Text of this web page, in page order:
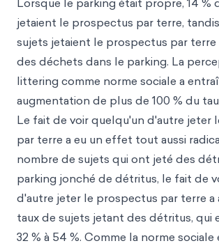
jetaient le prospectus par terre,
sujets jetaient le prospectus par terre
des déchets dans le parking. La
littering comme norme sociale a
augmentation de plus de 100 % du
Le fait de voir quelqu'un d'autre jeter
par terre a eu un effet tout aussi
nombre de sujets qui ont jeté des
parking jonché de détritus, le fait de
d'autre jeter le prospectus par terre a
taux de sujets jetant des détritus, qui
32 % à 54 %. Comme la norme